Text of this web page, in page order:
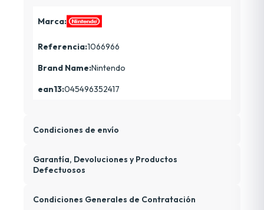
Marca:
Referencia:1066966
Brand Name:Nintendo
ean13:045496352417
Condiciones de envío
Garantía, Devoluciones y Productos
Defectuosos
Condiciones Generales de Contratación